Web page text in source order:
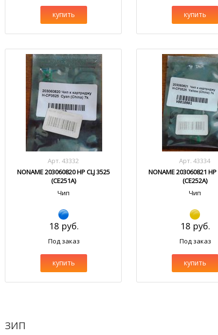
купить купить
Арт. 43332
NONAME 203060820 HP CLJ 3525
(CE251A)
Чип
18 руб.
Под заказ
купить
Арт. 43334
NONAME 203060821 HP
(CE252A)
Чип
18 руб.
Под заказ
купить
ЗИП